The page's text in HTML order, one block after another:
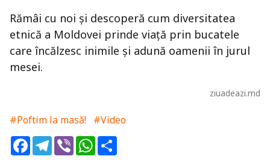
Rămâi cu noi și descoperă cum diversitatea
etnică a Moldovei prinde viață prin bucatele
care încălzesc inimile și adună oamenii în jurul
mesei.
ziuadeazi.md
#Poftim la masă! #Video
FacebookTelegram
ViberWhatsApp